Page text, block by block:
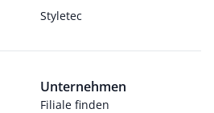
Styletec
Unternehmen
Filiale finden